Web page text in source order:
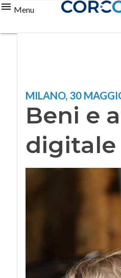
Menu
MILANO, 30
Beni e
digitale